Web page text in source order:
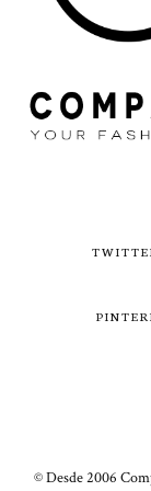
© Desde 2006